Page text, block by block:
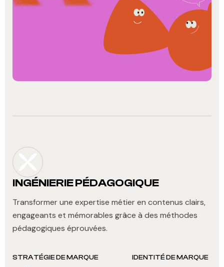
INGÉNIERIE PÉDAGOGIQUE
Transformer une expertise métier en contenus clairs,
engageants et mémorables grâce à des méthodes
pédagogiques éprouvées.
STRATÉGIE DE MARQUE
IDENTITÉ DE MARQUE